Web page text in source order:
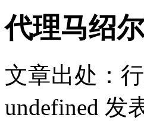
代理马绍
文章出处：
undefined 发